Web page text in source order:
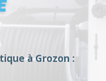
à Grozon :